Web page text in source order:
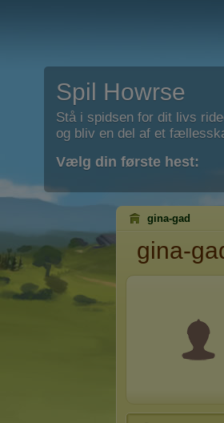
Spil Howrse
Stå i spidsen for dit livs
og bliv en del af et
Vælg din første hest:
gina-gad
gina-